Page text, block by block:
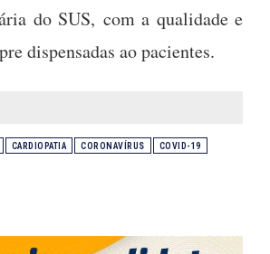
do SUS, com a qualidade e
dispensadas ao pacientes.
CARDIOPATIA CORONAVÍRUS COVID-19